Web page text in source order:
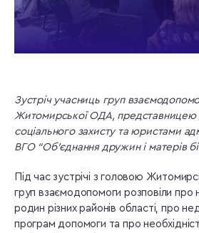
Зустріч учасниць груп
Житомирської ОДА, представницею
соціального захисту та юристами
ВГО “Об’єднання дружин і матерів
Під час зустрічі з головою
груп взаємодопомоги розповіли про
родин різних районів області, про
програм допомоги та про